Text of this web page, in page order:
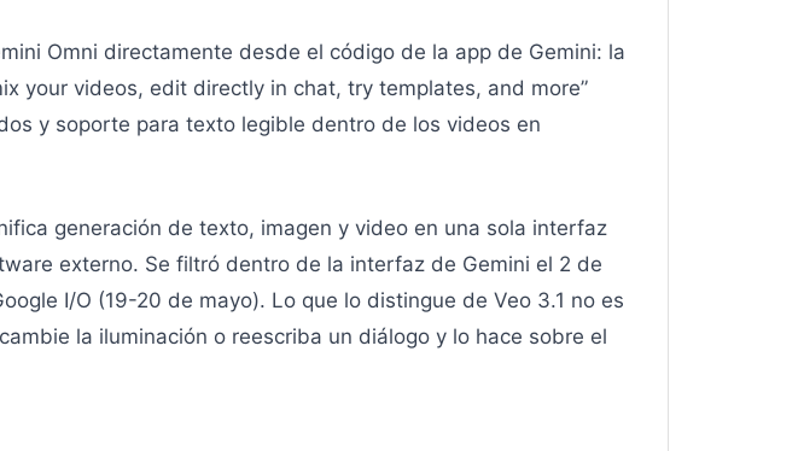
Omni directamente desde el código de la app de Gemini: la
your videos, edit directly in chat, try templates, and more”
y soporte para texto legible dentro de los videos en
generación de texto, imagen y video en una sola interfaz
externo. Se filtró dentro de la interfaz de Gemini el 2 de
I/O (19-20 de mayo). Lo que lo distingue de Veo 3.1 no es
la iluminación o reescriba un diálogo y lo hace sobre el